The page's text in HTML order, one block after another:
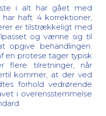
i alt har gået med
haft 4 korrektioner,
er tilstrækkeligt med
og vænne sig til
opgive behandlingen.
en protese tager typisk
flere tilretninger, når
kommer, at der ved
forhold vedrørende
i overensstemmelse